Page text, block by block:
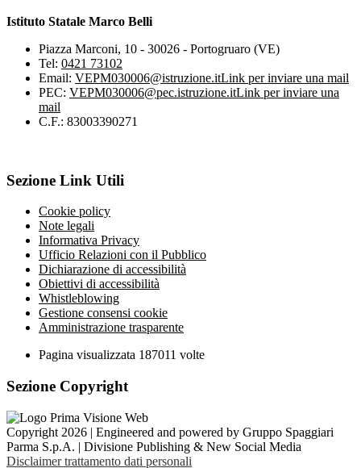
Istituto Statale Marco Belli
Piazza Marconi, 10 - 30026 - Portogruaro (VE)
Tel: 0421 73102
Email: VEPM030006@istruzione.itLink per inviare una mail
PEC: VEPM030006@pec.istruzione.itLink per inviare una
mail
C.F.: 83003390271
Sezione Link Utili
Cookie policy
Note legali
Informativa Privacy
Ufficio Relazioni con il Pubblico
Dichiarazione di accessibilità
Obiettivi di accessibilità
Whistleblowing
Gestione consensi cookie
Amministrazione trasparente
Pagina visualizzata 187011 volte
Sezione Copyright
Copyright 2026 | Engineered and powered by Gruppo Spaggiari
Parma S.p.A. | Divisione Publishing & New Social Media
Disclaimer trattamento dati personali